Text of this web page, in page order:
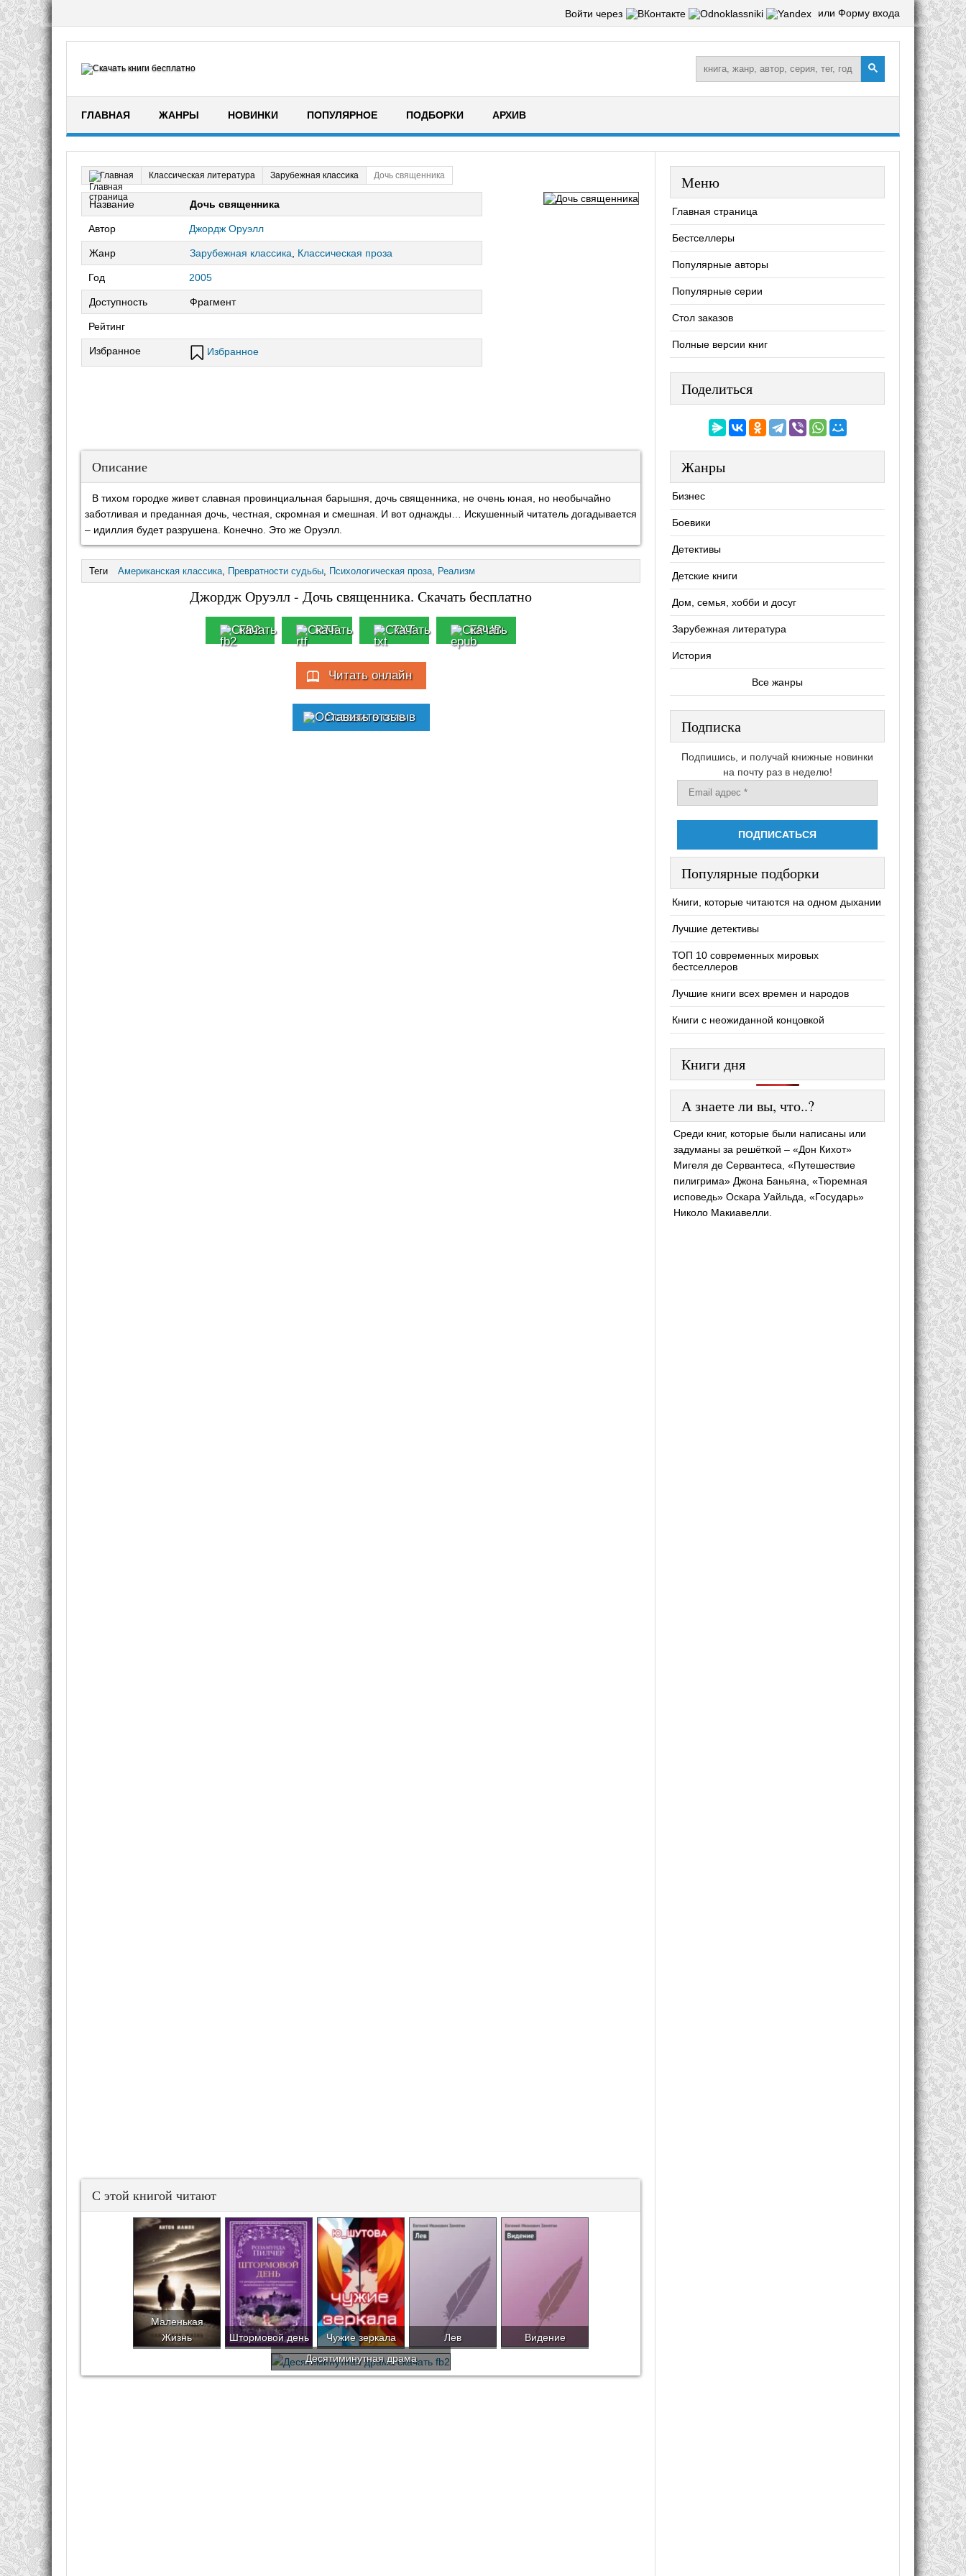
Войти через или Форму входа
ГЛАВНАЯ ЖАНРЫ НОВИНКИ ПОПУЛЯРНОЕ ПОДБОРКИ АРХИВ
Главная Классическая литература Зарубежная классика Дочь священника
Название Дочь священника
Автор Джордж Оруэлл
Жанр Зарубежная классика Классическая проза
Год 2005
Доступность Фрагмент
Рейтинг
Избранное Избранное
Описание
В тихом городке живет славная провинциальная барышня, дочь священника, не очень юная, но необычайно
заботливая и преданная дочь, честная, скромная и смешная. И вот однажды… Искушенный читатель догадывается
– идиллия будет разрушена. Конечно. Это же Оруэлл.
Теги Американская классика Превратности судьбы Психологическая проза Реализм
Джордж Оруэлл - Дочь священника. Скачать бесплатно
FB2 RTF TXT EPUB
Читать онлайн
Оставить отзыв
С этой книгой читают
Маленькая
Жизнь
Штормовой день Чужие зеркала Лев
Видение
Десятиминутная драма
Меню
Главная страница
Бестселлеры
Популярные авторы
Популярные серии
Стол заказов
Полные версии книг
Поделиться
Жанры
Бизнес
Боевики
Детективы
Детские книги
Дом, семья, хобби и досуг
Зарубежная литература
История
Все жанры
Подписка
Подпишись, и получай книжные новинки
на почту раз в неделю!
Популярные подборки
Книги, которые читаются на одном дыхании
Лучшие детективы
ТОП 10 современных мировых
бестселлеров
Лучшие книги всех времен и народов
Книги с неожиданной концовкой
Книги дня
А знаете ли вы, что..?
Среди книг, которые были написаны или
задуманы за решёткой – «Дон Кихот»
Мигеля де Сервантеса, «Путешествие
пилигрима» Джона Баньяна, «Тюремная
исповедь» Оскара Уайльда, «Государь»
Николо Макиавелли.